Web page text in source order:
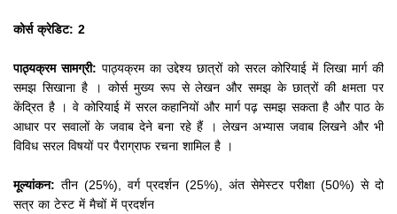
कोर्स क्रेडिट: 2
पाठ्यक्रम सामग्री: पाठ्यक्रम का उद्देश्य छात्रों को सरल कोरियाई में लिखा मार्ग की
समझ सिखाना है
। कोर्स मुख्य रूप से लेखन और समझ के छात्रों की क्षमता पर
केंद्रित है
। वे कोरियाई में सरल कहानियों और मार्ग पढ़ समझ सकता है और पाठ के
आधार पर सवालों के जवाब देने बना रहे हैं
।लेखन अभ्यास जवाब लिखने और भी
विविध सरल विषयों पर पैराग्राफ रचना शामिल है
।
मूल्यांकन: तीन (25%), वर्ग प्रदर्शन (25%), अंत सेमेस्टर परीक्षा (50%) से दो
सत्र का टेस्ट में मैचों में प्रदर्शन